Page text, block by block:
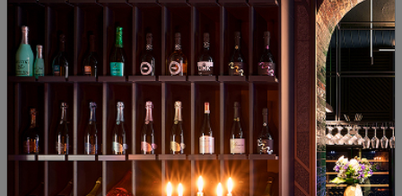
ОТЗИВИ И ОЦЕНКИ
Все още няма ревюта на този продукт
Напишете първото ревю
ОСТАВЕТЕ ВАШЕТО МНЕНИЕ